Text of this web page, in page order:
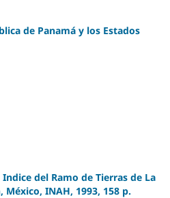
de Panamá y los Estados
del Ramo de Tierras de La
INAH, 1993, 158 p.